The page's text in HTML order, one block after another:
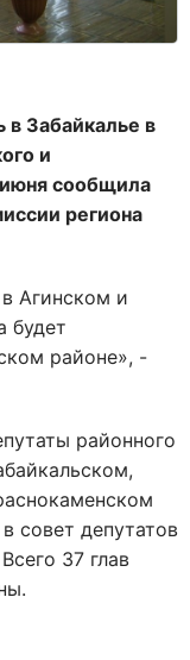
в Забайкалье в
и
сообщила
региона
Агинском и
будет
районе», -
районного
совет депутатов
37 глав